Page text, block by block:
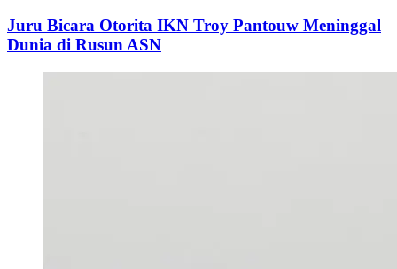
Juru Bicara Otorita IKN Troy Pantouw Meninggal
Dunia di Rusun ASN